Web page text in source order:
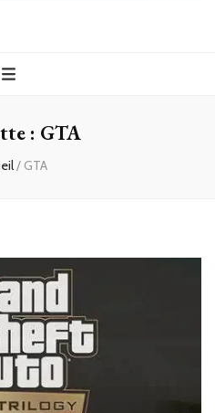
le
: GTA
/ GTA